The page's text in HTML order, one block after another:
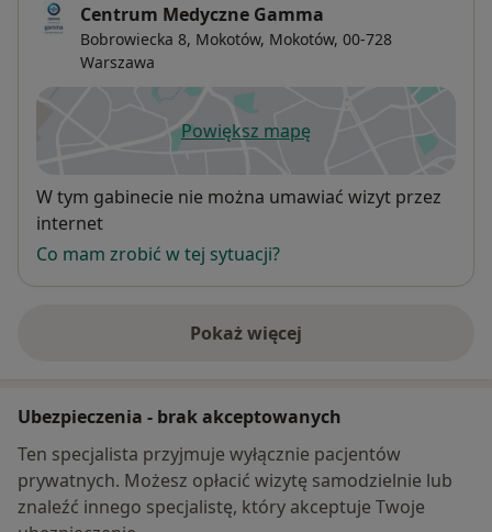
Centrum Medyczne Gamma
Bobrowiecka 8, Mokotów, Mokotów, 00-728
Warszawa
Powiększ mapęotwiera się w nowej karcie
Dostępność
W tym gabinecie nie można umawiać wizyt przez
internet
Co mam zrobić w tej sytuacji?
Pokaż więcej
o adresie
Ubezpieczenia - brak akceptowanych
Ten specjalista przyjmuje wyłącznie pacjentów
prywatnych. Możesz opłacić wizytę samodzielnie lub
znaleźć innego specjalistę, który akceptuje Twoje